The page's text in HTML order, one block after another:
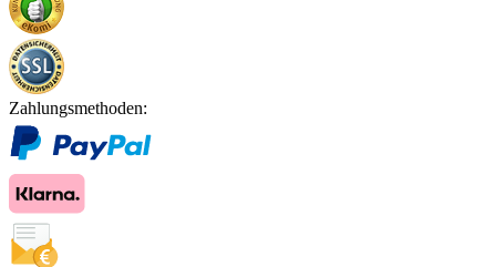
Zahlungsmethoden: